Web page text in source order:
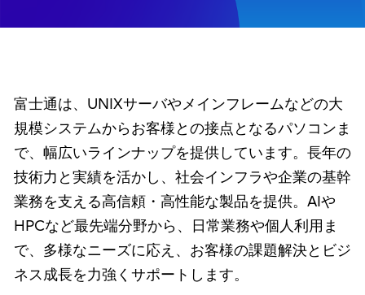
富士通は、UNIXサーバやメインフレームなどの大
規模システムからお客様との接点となるパソコンま
で、幅広いラインナップを提供しています。長年の
技術力と実績を活かし、社会インフラや企業の基幹
業務を支える高信頼・高性能な製品を提供。AIや
HPCなど最先端分野から、日常業務や個人利用ま
で、多様なニーズに応え、お客様の課題解決とビジ
ネス成長を力強くサポートします。